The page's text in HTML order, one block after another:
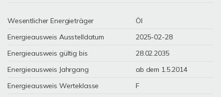
Wesentlicher Energieträger
Öl
Energieausweis Ausstelldatum
2025-02-28
Energieausweis gültig bis
28.02.2035
Energieausweis Jahrgang
ab dem 1.5.2014
Energieausweis Werteklasse
F